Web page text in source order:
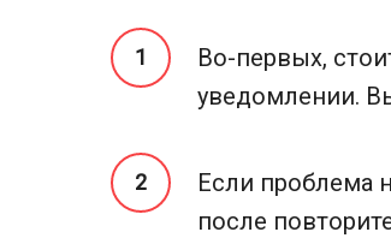
Во-первых,
уведомлении.
Если проблема
после